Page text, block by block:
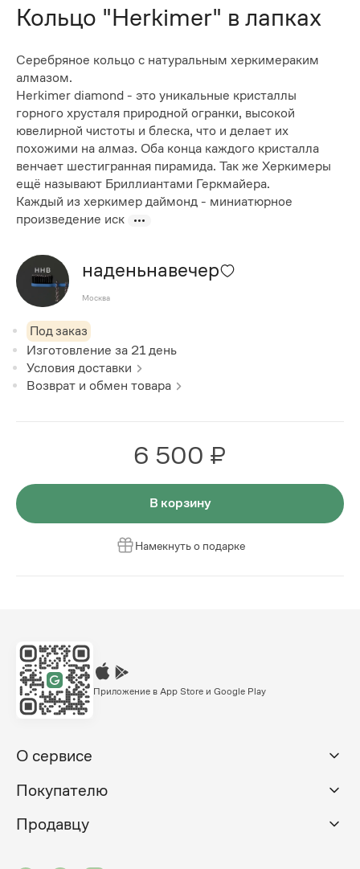
Кольцо "Herkimer" в лапках
Серебряное кольцо с натуральным херкимераким
алмазом.
Herkimer diamond - это уникальные кристаллы
горного хрусталя природной огранки, высокой
ювелирной чистоты и блеска, что и делает их
похожими на алмаз. Оба конца каждого кристалла
венчает шестигранная пирамида. Так же Херкимеры
ещё называют Бриллиантами Геркмайера.
Каждый из херкимер даймонд - миниатюрное
произведение иск
наденьнавечер
Москва
Под заказ
Изготовление за 21 день
Условия доставки
Возврат и обмен товара
6 500 ₽
В корзину
Намекнуть о подарке
Приложение в App Store и Google Play
О сервисе
Покупателю
Продавцу